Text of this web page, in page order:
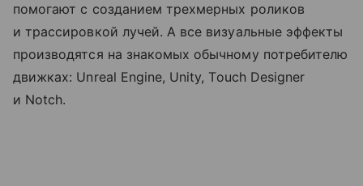
помогают с созданием трехмерных роликов
и трассировкой лучей. А все визуальные эффекты
производятся на знакомых обычному потребителю
движках: Unreal Engine, Unity, Touch Designer
и Notch.